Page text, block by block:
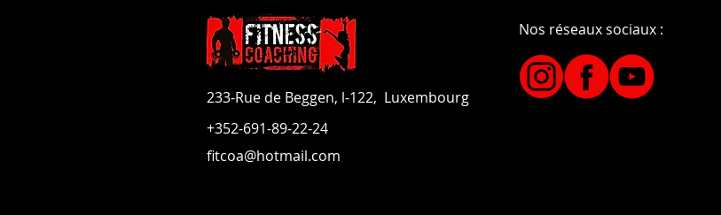
233-Rue de Beggen, l-122, Luxembourg
Nos réseaux sociaux :
+352-691-89-22-24
fitcoa@hotmail.com